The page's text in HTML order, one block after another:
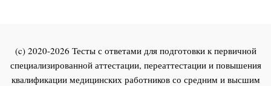
(c) 2020-2026 Тесты с ответами для подготовки к первичной
специализированной аттестации, переаттестации и повышения
квалификации медицинских работников со средним и высшим